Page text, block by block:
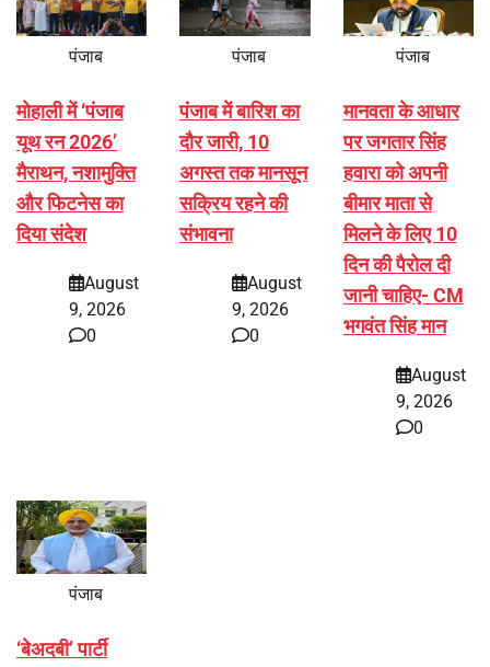
पंजाब
मोहाली में ‘पंजाब
यूथ रन 2026’
मैराथन, नशामुक्ति
और फिटनेस का
दिया संदेश
August
9, 2026
0
पंजाब
पंजाब में बारिश का
दौर जारी, 10
अगस्त तक मानसून
सक्रिय रहने की
संभावना
August
9, 2026
0
पंजाब
मानवता के आधार
पर जगतार सिंह
हवारा को अपनी
बीमार माता से
मिलने के लिए 10
दिन की पैरोल दी
जानी चाहिए- CM
भगवंत सिंह मान
August
9, 2026
0
पंजाब
‘बेअदबी’ पार्टी